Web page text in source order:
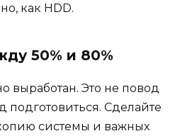
как HDD.
50% и 80%
выработан. Это не повод
подготовиться. Сделайте
системы и важных